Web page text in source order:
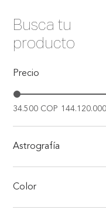
Busca tu
producto
Precio
34.500 COP
Astrografía
Sin AstralBox™
Color